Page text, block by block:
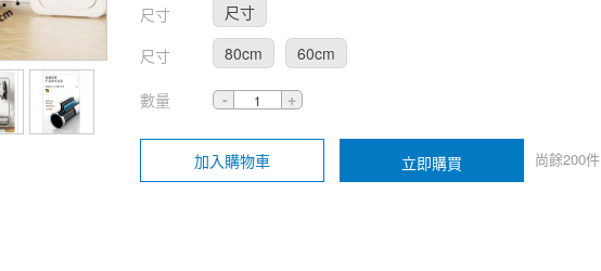
尺寸
尺寸
尺寸
80cm 60cm
數量
加入購物車 立即購買 尚餘200件